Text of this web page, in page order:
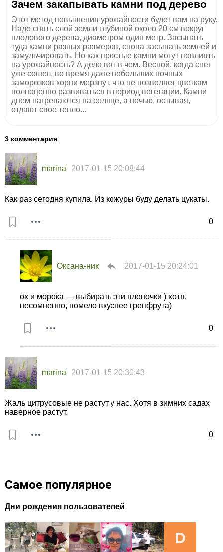
Зачем закапывать камни под дерево
Этот метод повышения урожайности будет вам на руку.
Надо снять слой земли глубиной около 20 см вокруг
плодового дерева, диаметром один метр. Засыпать
туда камни разных размеров, снова засыпать землей и
замульчировать. Но как простые камни могут повлиять
на урожайность? А дело вот в чем. Весной, когда снег
уже сошел, во время даже небольших ночных
заморозков корни мерзнут, что не позволяет цветкам
полноценно развиваться в период вегетации. Камни
днем нагреваются на солнце, а ночью, остывая,
отдают свое тепло...
3 комментария
marina 2017-01-15 20:08:44
0
Как раз сегодня купила. Из кожуры буду делать цукаты.
Оксана-ник 2017-01-15 20:24:01
0
ох и морока — выбирать эти пленочки ) хотя,
несомненно, помело вкуснее грепфрута)
marina 2017-01-15 20:30:43
0
Жаль цитрусовые не растут у нас. Хотя в зимних садах
наверное растут.
Самое популярное
Дни рождения пользователей